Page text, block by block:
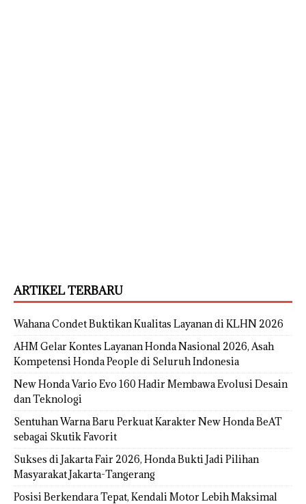
ARTIKEL TERBARU
Wahana Condet Buktikan Kualitas Layanan di KLHN 2026
AHM Gelar Kontes Layanan Honda Nasional 2026, Asah
Kompetensi Honda People di Seluruh Indonesia
New Honda Vario Evo 160 Hadir Membawa Evolusi Desain
dan Teknologi
Sentuhan Warna Baru Perkuat Karakter New Honda BeAT
sebagai Skutik Favorit
Sukses di Jakarta Fair 2026, Honda Bukti Jadi Pilihan
Masyarakat Jakarta-Tangerang
Posisi Berkendara Tepat, Kendali Motor Lebih Maksimal